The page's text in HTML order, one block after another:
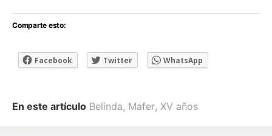
Comparte esto:
Facebook Twitter WhatsApp
En este artículo Belinda, Mafer, XV años